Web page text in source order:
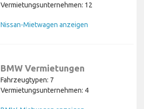
Vermietungsunternehmen: 12
Nissan-Mietwagen anzeigen
BMW Vermietungen
Fahrzeugtypen: 7
Vermietungsunternehmen: 4